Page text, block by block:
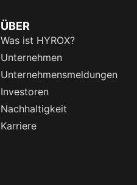
ÜBER
Was ist HYROX?
Unternehmen
Unternehmensmeldungen
Investoren
Nachhaltigkeit
Karriere